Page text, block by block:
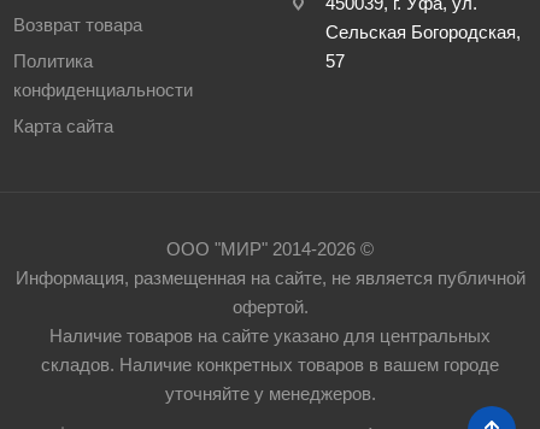
Возврат товара
Политика
конфиденциальности
Карта сайта
Сельская Богородская,
57
ООО "МИР" 2014-2026 ©
Информация, размещенная на сайте, не является публичной
офертой.
Наличие товаров на сайте указано для центральных
складов. Наличие конкретных товаров в вашем городе
уточняйте у менеджеров.